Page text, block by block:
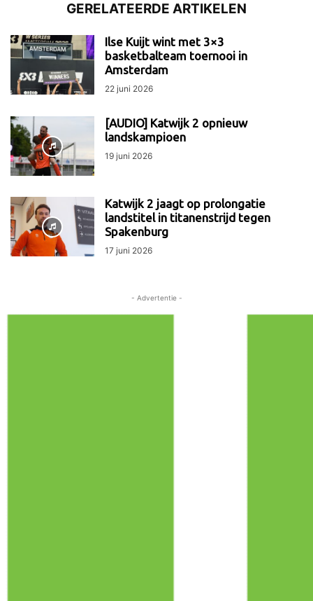
GERELATEERDE ARTIKELEN
Ilse Kuijt wint met 3×3
basketbalteam toernooi in
Amsterdam
22 juni 2026
[AUDIO] Katwijk 2 opnieuw
landskampioen
19 juni 2026
Katwijk 2 jaagt op prolongatie
landstitel in titanenstrijd tegen
Spakenburg
17 juni 2026
- Advertentie -